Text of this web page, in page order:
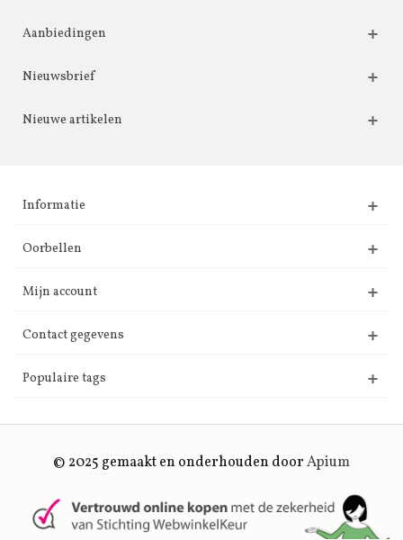
Aanbiedingen
Nieuwsbrief
Nieuwe artikelen
Informatie
Oorbellen
Mijn account
Contact gegevens
Populaire tags
© 2025 gemaakt en onderhouden doorApium